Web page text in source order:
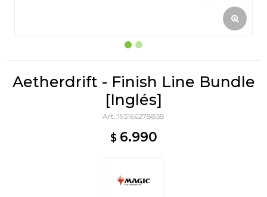
Aetherdrift - Finish Line Bundle
[Inglés]
195166278858
$ 6.990